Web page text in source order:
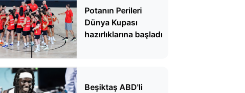
Potanın Perileri
Dünya Kupası
hazırlıklarına başladı
Beşiktaş ABD'li